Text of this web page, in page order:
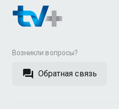
Возникли вопросы?
Обратная связь